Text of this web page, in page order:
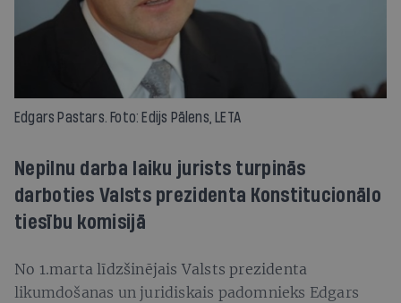
Edgars Pastars. Foto: Edijs Pālens, LETA
Nepilnu darba laiku jurists turpinās
darboties Valsts prezidenta Konstitucionālo
tiesību komisijā
No 1.marta līdzšinējais Valsts prezidenta
likumdošanas un juridiskais padomnieks Edgars